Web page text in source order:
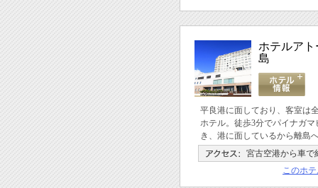
ホテルア
島
平良港に面しており、客室は
ホテル。徒歩3分でパイナガ
き、港に面しているから離島
宮古空港から車で
このホ